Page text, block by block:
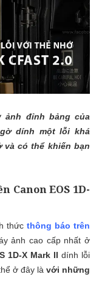
ảnh đỉnh bảng của
dính một lỗi khá
và có thể khiến bạn
EOS 1D-
thức thông báo trên
ảnh cao cấp nhất ở
1D-X Mark II dính lỗi
ở đây là với những